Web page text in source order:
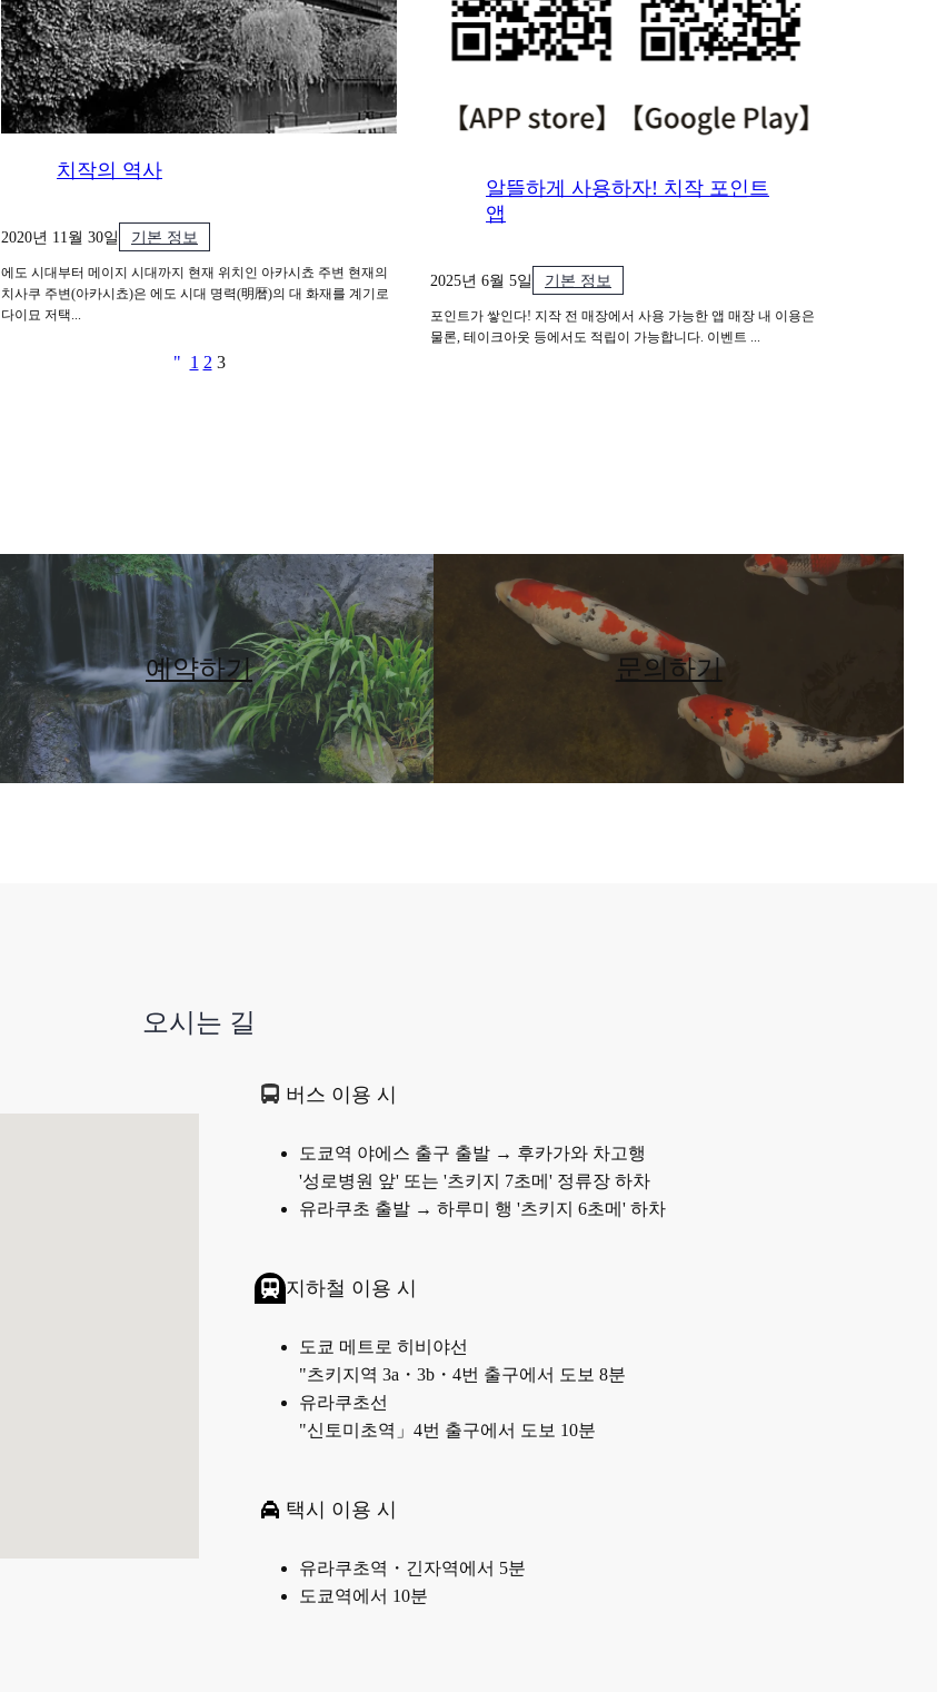
치작의 역사
2020년 11월 30일 기본 정보
에도 시대부터 메이지 시대까지 현재 위치인 아카시쵸 주변 현재의
치사쿠 주변(아카시쵸)은 에도 시대 명력(明暦)의 대 화재를 계기로
다이묘 저택...
알뜰하게 사용하자! 치작 포인트
앱
2025년 6월 5일 기본 정보
포인트가 쌓인다! 지작 전 매장에서 사용 가능한 앱 매장 내 이용은
물론, 테이크아웃 등에서도 적립이 가능합니다. 이벤트 ...
" 1 2 3
예약하기 문의하기
오시는 길
버스 이용 시
도쿄역 야에스 출구 출발 → 후카가와 차고행
'성로병원 앞' 또는 '츠키지 7초메' 정류장 하차
유라쿠초 출발 → 하루미 행 '츠키지 6초메' 하차
지하철 이용 시
도쿄 메트로 히비야선
"츠키지역 3a・3b・4번 출구에서 도보 8분
유라쿠초선
"신토미초역」4번 출구에서 도보 10분
택시 이용 시
유라쿠초역・긴자역에서 5분
도쿄역에서 10분